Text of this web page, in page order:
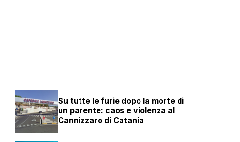
Su tutte le furie dopo la morte di
un parente: caos e violenza al
Cannizzaro di Catania